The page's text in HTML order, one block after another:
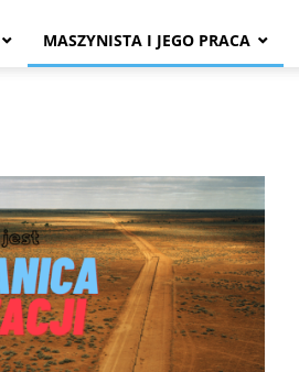
MASZYNISTA I JEGO PRACA